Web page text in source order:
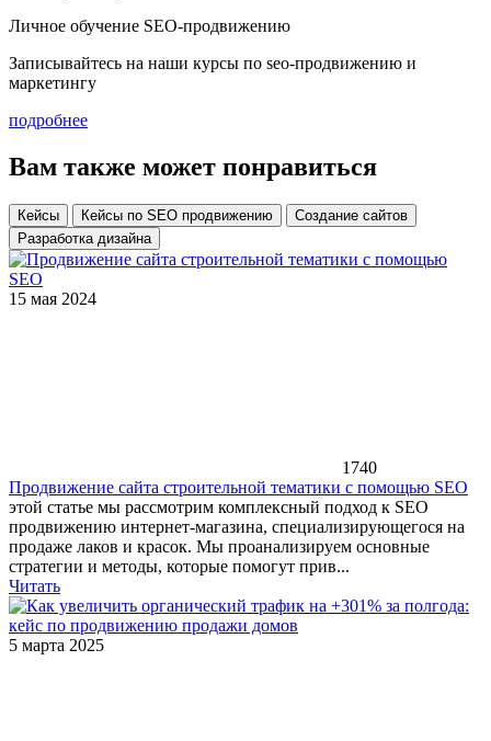
Личное обучение SEO-продвижению
Записывайтесь на наши курсы по seo-продвижению и
маркетингу
подробнее
Вам также может понравиться
Кейсы Кейсы по SEO продвижению
Создание сайтов
Разработка дизайна
15 мая 2024
1740
Продвижение сайта строительной тематики с помощью SEO
этой статье мы рассмотрим комплексный подход к SEO
продвижению интернет-магазина, специализирующегося на
продаже лаков и красок. Мы проанализируем основные
стратегии и методы, которые помогут прив...
Читать
5 марта 2025